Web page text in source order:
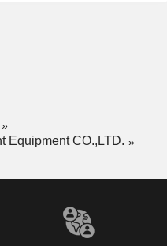
Equipment CO.,LTD.